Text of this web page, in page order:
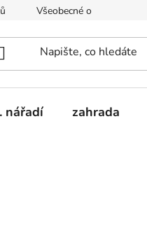
Všeobecné obchodní
nářadí zahrada